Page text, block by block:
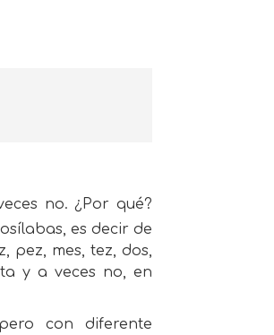
no. ¿Por qué?
es decir de
pez, mes, tez, dos,
y a veces no, en
con diferente